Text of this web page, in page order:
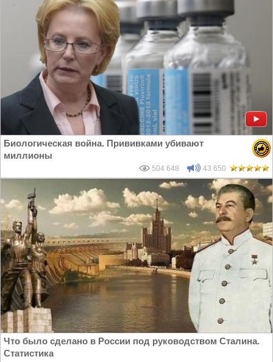
Биологическая война. Прививками убивают
миллионы
504 648 43 650
Что было сделано в России под руководством Сталина.
Статистика